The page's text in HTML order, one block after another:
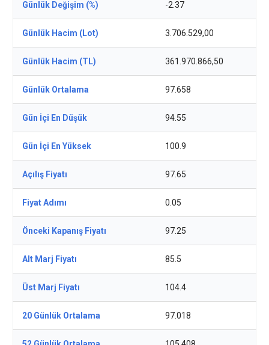
Günlük Değişim (%) -2.37
Günlük Hacim (Lot) 3.706.529,00
Günlük Hacim (TL) 361.970.866,50
Günlük Ortalama 97.658
Gün İçi En Düşük 94.55
Gün İçi En Yüksek 100.9
Açılış Fiyatı 97.65
Fiyat Adımı 0.05
Önceki Kapanış Fiyatı 97.25
Alt Marj Fiyatı 85.5
Üst Marj Fiyatı 104.4
20 Günlük Ortalama 97.018